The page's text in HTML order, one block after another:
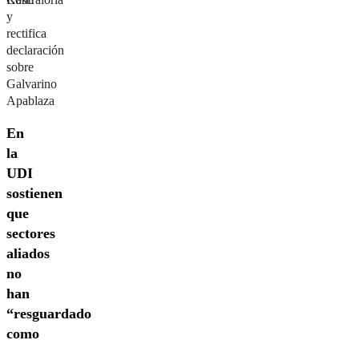
y
rectifica
declaración
sobre
Galvarino
Apablaza
En
la
UDI
sostienen
que
sectores
aliados
no
han
“resguardado
como